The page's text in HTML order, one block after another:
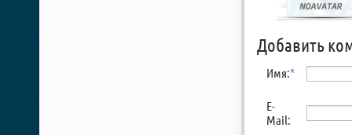
Добавить
Имя:*
E-
Mail: